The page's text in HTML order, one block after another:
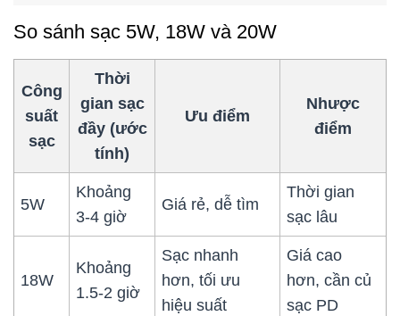
So sánh sạc 5W, 18W và 20W
Công
suất
sạc
Thời
gian sạc
đầy (ước
tính)
Ưu điểm
Nhược
điểm
5W
Khoảng
3-4 giờ
Giá rẻ, dễ tìm
Thời gian
sạc lâu
18W
Khoảng
1.5-2 giờ
Sạc nhanh
hơn, tối ưu
hiệu suất
Giá cao
hơn, cần củ
sạc PD